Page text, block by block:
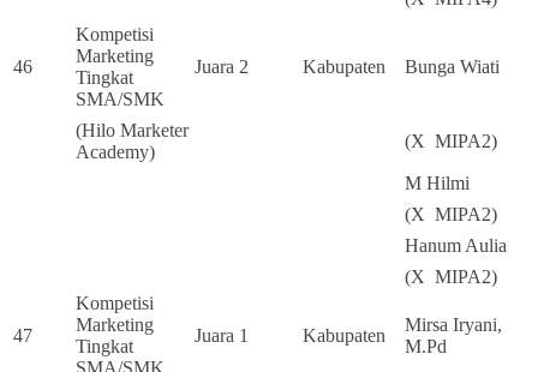
46
Kompetisi
Marketing
Tingkat
SMA/SMK
Juara 2 Kabupaten Bunga Wiati
(Hilo Marketer
Academy)
(X MIPA2)
M Hilmi
(X MIPA2)
Hanum Aulia
(X MIPA2)
47
Kompetisi
Marketing
Tingkat
Juara 1 Kabupaten
Mirsa Iryani,
M.Pd